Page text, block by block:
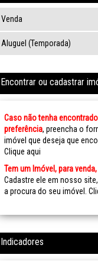
Venda
Aluguel (Temporada)
Encontrar ou cadastrar
Caso não tenha
preferência, preencha o
imóvel que deseja que
Clique aqui
Tem um Imóvel, para
Cadastre ele em nosso
a procura do seu imóvel.
Indicadores